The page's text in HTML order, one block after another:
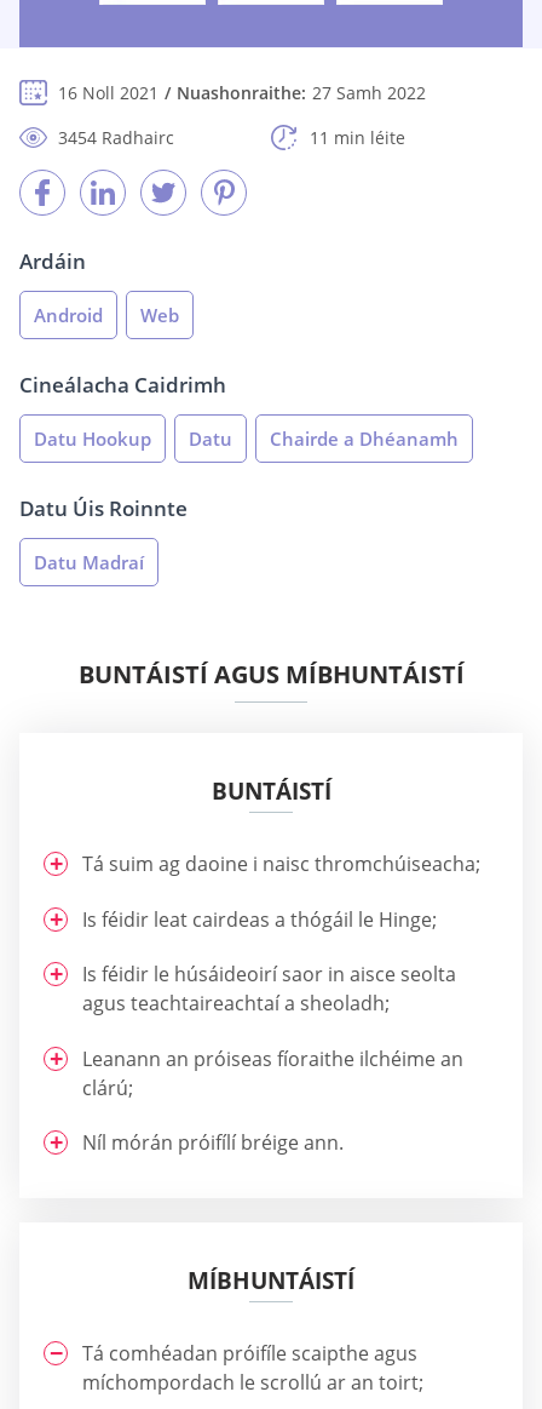
16 Noll 2021 Nuashonraithe: 27 Samh 2022
3454 Radhairc
11 min léite
Ardáin
Android Web
Cineálacha Caidrimh
Datu Hookup Datu Chairde a Dhéanamh
Datu Úis Roinnte
Datu Madraí
BUNTÁISTÍ AGUS MÍBHUNTÁISTÍ
BUNTÁISTÍ
Tá suim ag daoine i naisc thromchúiseacha;
Is féidir leat cairdeas a thógáil le Hinge;
Is féidir le húsáideoirí saor in aisce seolta
agus teachtaireachtaí a sheoladh;
Leanann an próiseas fíoraithe ilchéime an
clárú;
Níl mórán próifílí bréige ann.
MÍBHUNTÁISTÍ
Tá comhéadan próifíle scaipthe agus
míchompordach le scrollú ar an toirt;